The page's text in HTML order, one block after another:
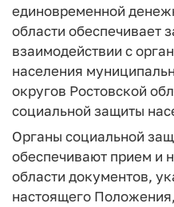
единовременной
области обеспечивает
взаимодействии с
населения
округов Ростовской
социальной защиты
Органы социальной
обеспечивают прием и
области документов,
настоящего